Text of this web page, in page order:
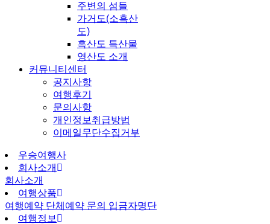
주변의 섬들
가거도(소흑산
도)
흑산도 특산물
영산도 소개
커뮤니티센터
공지사항
여행후기
문의사항
개인정보취급방법
이메일무단수집거부
우승여행사
회사소개
회사소개
여행상품
여행예약 단체예약 문의 입금자명단
여행정보